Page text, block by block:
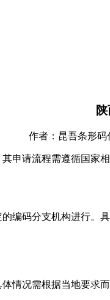
作者：昆吾条形码
申请流程需遵循国家
编码分支机构进行。
情况需根据当地要求而